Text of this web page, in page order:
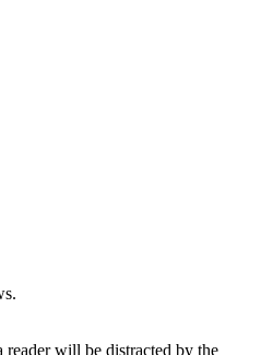
reader will be distracted by the